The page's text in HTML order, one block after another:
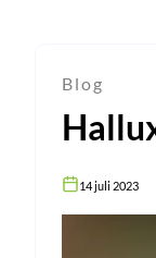
Blog
14 juli 2023